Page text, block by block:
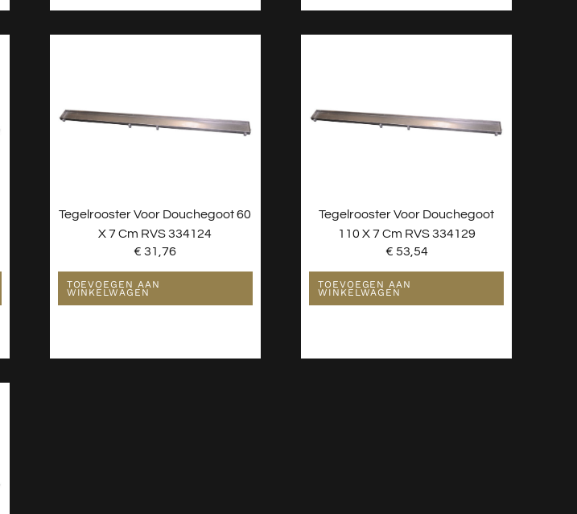
Tegelrooster Voor Douchegoot 60
X 7 Cm RVS 334124
€ 31,76
TOEVOEGEN AAN
WINKELWAGEN
Tegelrooster Voor Douchegoot
110 X 7 Cm RVS 334129
€ 53,54
TOEVOEGEN AAN
WINKELWAGEN